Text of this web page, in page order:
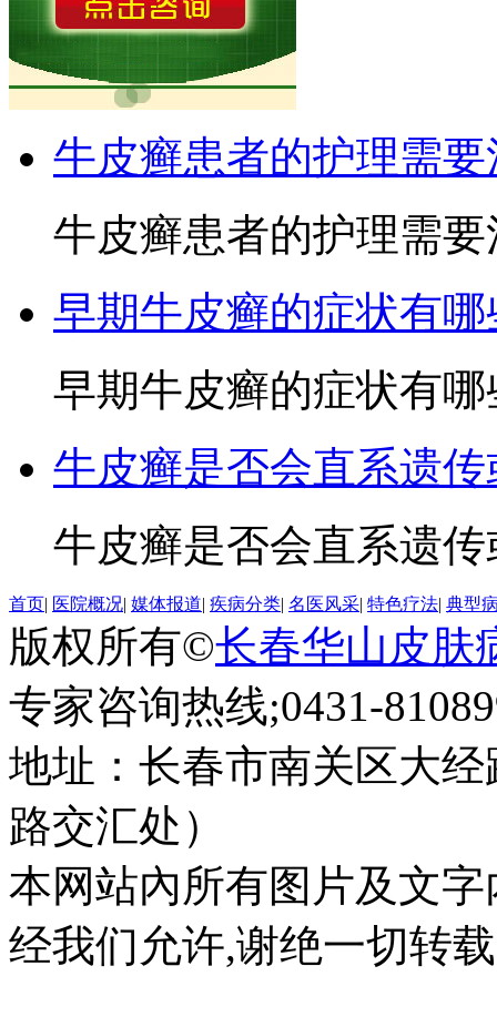
牛皮癣患者的护理需要
牛皮癣患者的护理需
早期牛皮癣的症状有哪
早期牛皮癣的症状有
牛皮癣是否会直系遗传
牛皮癣是否会直系遗
首页| 医院概况| 媒体报道| 疾病分类| 名医风采| 特色疗法| 典型
版权所有©长春华山皮肤
专家咨询热线;0431-
地址：长春市南关区大
路交汇处）
本网站內所有图片及文
经我们允许,谢绝一切转载